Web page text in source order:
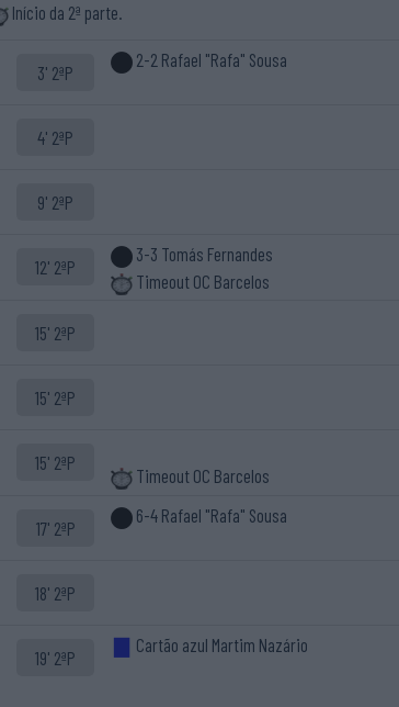
Início da 2ª parte.
3' 2ªP
2-2 Rafael "Rafa" Sousa
4' 2ªP
9' 2ªP
12' 2ªP
3-3 Tomás Fernandes
Timeout OC Barcelos
15' 2ªP
15' 2ªP
15' 2ªP
Timeout OC Barcelos
17' 2ªP
6-4 Rafael "Rafa" Sousa
18' 2ªP
19' 2ªP
Cartão azul Martim Nazário